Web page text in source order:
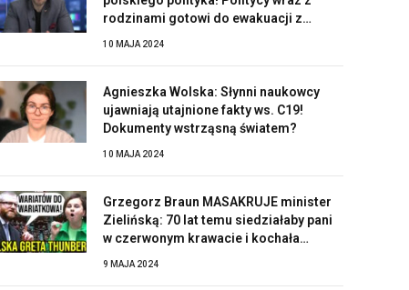
rodzinami gotowi do ewakuacji z
10 MAJA 2024
Agnieszka Wolska: Słynni naukowcy
ujawniają utajnione fakty ws. C19!
Dokumenty wstrząsną światem?
10 MAJA 2024
Grzegorz Braun MASAKRUJE minister
Zielińską: 70 lat temu siedziałaby pani
w czerwonym krawacie i kochała
9 MAJA 2024